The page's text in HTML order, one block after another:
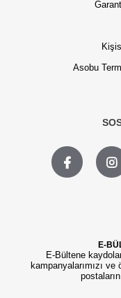
Asobu
E-
E-Bültene
kampanyalarımızı